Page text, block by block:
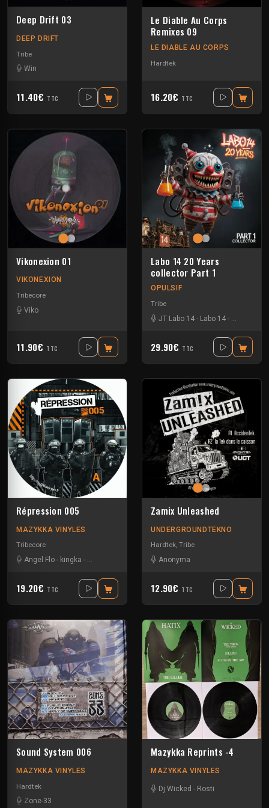
Deep Drift 03
DEEP DRIFT
Tribe
Win
11.40€ TTC
Le Diable Au Corps
Remixes 09
LE DIABLE AU CORPS
Hardtek
16.20€ TTC
Vikonexion 01
VIKONEXION
Tribecore
Viko
11.90€ TTC
Labo 14 20 Years
collector Part 1
OPULSIF
Tribe
JT Labo 14 - Labo 14 -
29.90€ TTC
Répression 005
MAZYKKA VINYLES
Tribecore
Angel Flo - kingka - Middle M Pardonax
19.20€ TTC
Zamix Unleashed
UNDERGROUNDTEKNO
Hardtek, Tribe
Anonyma
12.90€ TTC
Sound System 006
MAZYKKA VINYLES
Hardtek
Zone-33
Mazykka Reprints -4
MAZYKKA VINYLES
Dj Wicked - Rosti